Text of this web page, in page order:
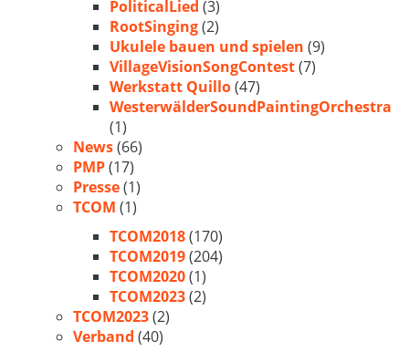
PoliticalLied (3)
RootSinging(2)
Ukulele bauen und spielen (9)
VillageVisionSongContest(7)
Werkstatt Quillo(47)
WesterwälderSoundPaintingOrchestra
(1)
News(66)
PMP(17)
Presse(1)
TCOM (1)
TCOM2018(170)
TCOM2019(204)
TCOM2020(1)
TCOM2023(2)
TCOM2023(2)
Verband (40)